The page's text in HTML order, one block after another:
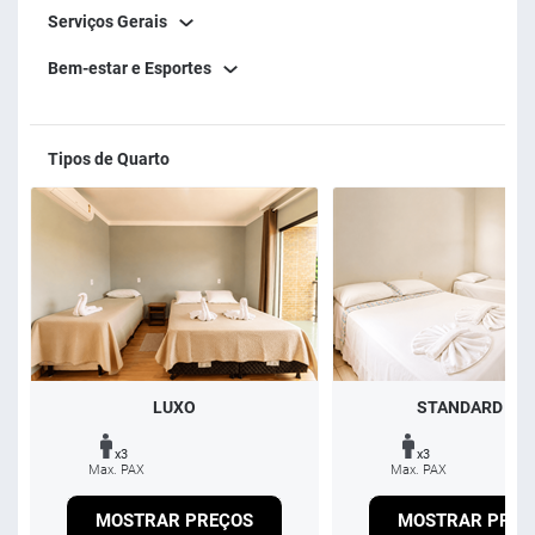
Serviços Gerais
Bem-estar e Esportes
Tipos de Quarto
LUXO
x3
Max. PAX
MOSTRAR PREÇOS
STANDARD
x3
Max. PAX
MOSTRAR